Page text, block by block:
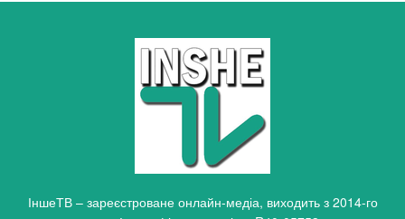
ІншеТВ – зареєстроване онлайн-медіа, виходить з 2014-го